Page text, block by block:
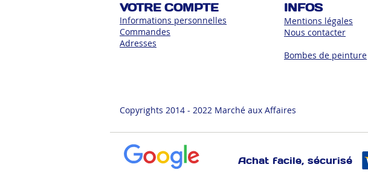
VOTRE COMPTE
Informations personnelles
Commandes
Adresses
INFOS
Mentions légales
Nous contacter
Bombes de peinture
Copyrights 2014 - 2022 Marché aux Affaires
Achat facile, sécurisé